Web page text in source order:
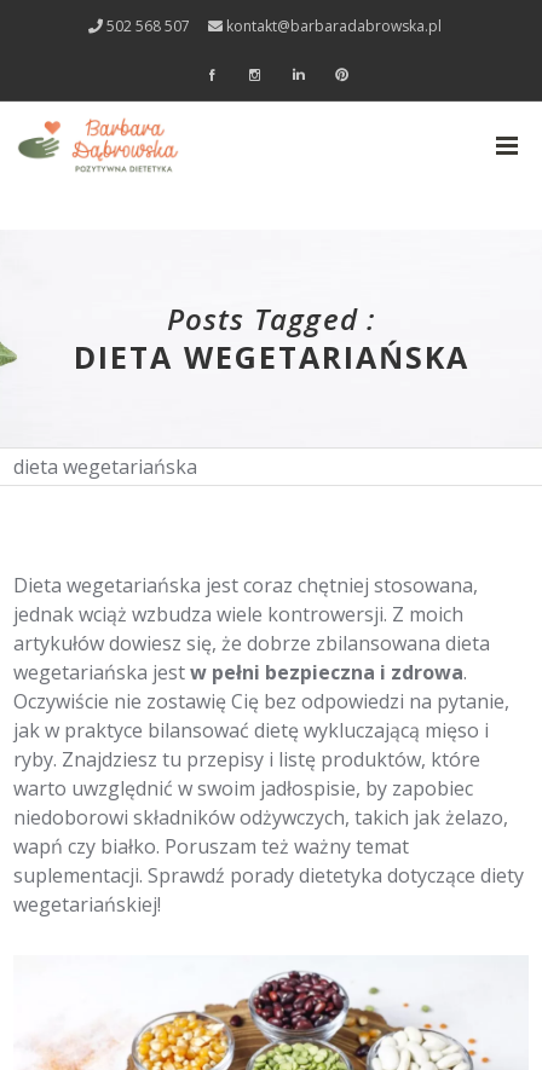
502 568 507 kontakt@barbaradabrowska.pl
Posts Tagged :
DIETA WEGETARIAŃSKA
dieta wegetariańska
Dieta wegetariańska jest coraz chętniej stosowana,
jednak wciąż wzbudza wiele kontrowersji. Z moich
artykułów dowiesz się, że dobrze zbilansowana dieta
wegetariańska jestw pełni bezpieczna i zdrowa.
Oczywiście nie zostawię Cię bez odpowiedzi na pytanie,
jak w praktyce bilansować dietę wykluczającą mięso i
ryby. Znajdziesz tu przepisy i listę produktów, które
warto uwzględnić w swoim jadłospisie, by zapobiec
niedoborowi składników odżywczych, takich jak żelazo,
wapń czy białko. Poruszam też ważny temat
suplementacji. Sprawdź porady dietetyka dotyczące diety
wegetariańskiej!